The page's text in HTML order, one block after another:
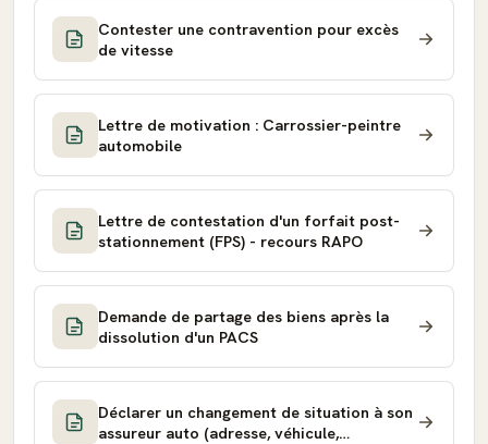
Contester une contravention pour excès
de vitesse
Lettre de motivation : Carrossier-peintre
automobile
Lettre de contestation d'un forfait post-
stationnement (FPS) - recours RAPO
Demande de partage des biens après la
dissolution d'un PACS
Déclarer un changement de situation à son
assureur auto (adresse, véhicule,